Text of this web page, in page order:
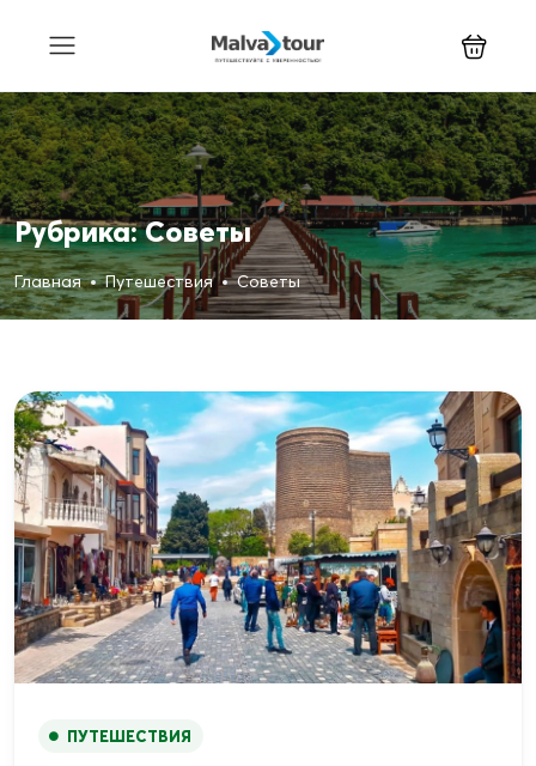
Рубрика:Советы
Главная Путешествия Советы
ПУТЕШЕСТВИЯ